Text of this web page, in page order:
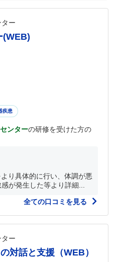
ー
(WEB)
疾患
ンターの研修を受けた方の
り具体的に行い、体調が悪
が発生した等より詳細...
全ての口コミを見る
ー
対話と支援（WEB）